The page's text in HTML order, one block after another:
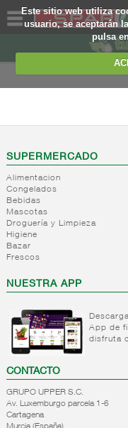
Este sitio web utiliza
usuario, se aceptarán
pulsa
SOMOS
WEB
EJEMPLO
Yogures
bifidus
Yogur
salud
Postres
refrigerados
+
Postres
refrigerados
Leche
fresca
Leche
fresca
Bebida
refrigerada
cafe
+
refrigerada
Mantequillas
+
Mantequillas
Internacional
lacteos
ref.yogur,natas..
+
Internacional
natas
mantequillas
Internacional
yogur,postre,otros
Margarinas
Margarinas
Salazones,semi-
conservas
pescado,surimis
+
SUPERMERCADO
Alimentacion
Congelados
Bebidas
Mascotas
Droguería y Limpieza
Higiene
Bazar
Frescos
NUESTRA APP
App de
disfruta
CONTACTO
GRUPO UPPER S.C.
Av. Luxemburgo parcela 1-6
Cartagena